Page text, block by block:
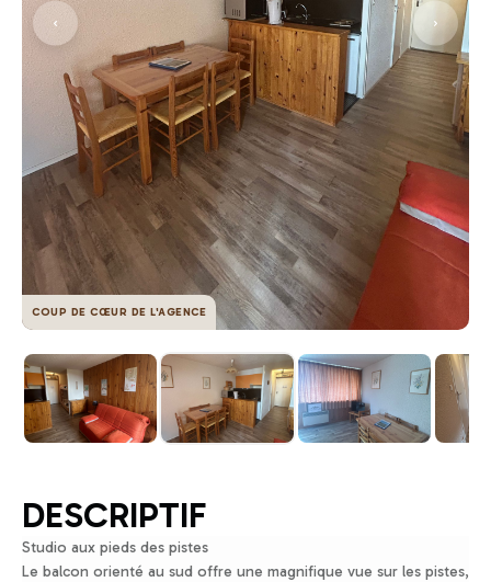
COUP DE CŒUR DE L'AGENCE
DESCRIPTIF
Studio aux pieds des pistes
Le balcon orienté au sud offre une magnifique vue sur les pistes,